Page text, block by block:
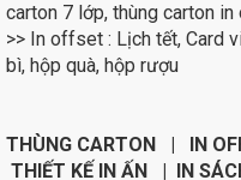
carton 7 lớp, thùng carton in
>> In offset : Lịch tết, Card
bì, hộp quà, hộp rượu
THÙNG CARTON | IN
THIẾT KẾ IN ẤN | IN